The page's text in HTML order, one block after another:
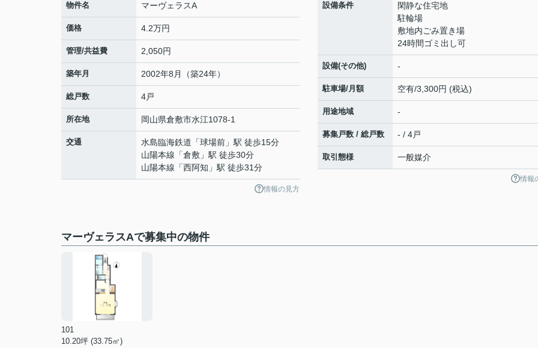
物件名 マーヴェラスA
価格 4.2万円
管理/共益費 2,050円
築年月 2002年8月（築24年）
総戸数 4戸
所在地 岡山県倉敷市水江1078-1
交通 水島臨海鉄道 「球場前 」駅 徒歩15分
山陽本線 「倉敷 」駅 徒歩30分
山陽本線 「西阿知 」駅 徒歩31分
情報の見方
設備条件
閑静な住宅地
駐輪場
敷地内ごみ置き場
24時間ゴミ出し可
設備(その他) -
駐車場/月額 空有/3,300円 (税込)
用途地域 -
募集戸数 / 総戸数 - / 4戸
取引態様 一般媒介
情報
マーヴェラスAで募集中の物件
101
10.20坪 (33.75㎡)